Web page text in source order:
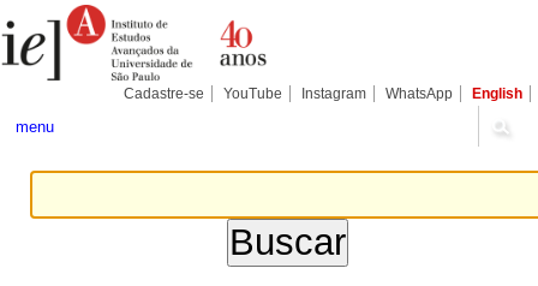
para
conteúdo.
Pessoais
Cadastre-se YouTube Instagram WhatsApp English
menu